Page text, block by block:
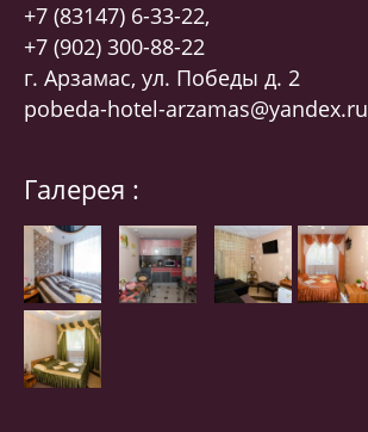
+7 (83147) 6-33-22,
+7 (902) 300-88-22
г. Арзамас, ул. Победы д. 2
pobeda-hotel-arzamas@yandex.ru
Галерея :